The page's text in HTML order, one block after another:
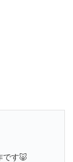
です🐷